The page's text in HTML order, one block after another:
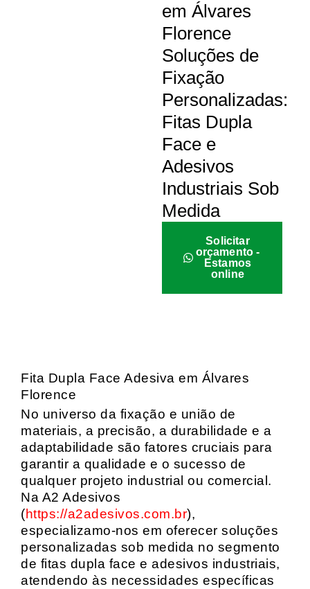
em Álvares
Florence
Soluções de
Fixação
Personalizadas:
Fitas Dupla
Face e
Adesivos
Industriais Sob
Medida
Solicitar
orçamento -
Estamos
online
Fita Dupla Face Adesiva em Álvares
Florence
No universo da fixação e união de
materiais, a precisão, a durabilidade e a
adaptabilidade são fatores cruciais para
garantir a qualidade e o sucesso de
qualquer projeto industrial ou comercial.
Na A2 Adesivos
(https://a2adesivos.com.br),
especializamo-nos em oferecer soluções
personalizadas sob medida no segmento
de fitas dupla face e adesivos industriais,
atendendo às necessidades específicas